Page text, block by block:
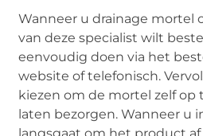
Wanneer u drainage mortel
van deze specialist wilt
eenvoudig doen via het
website of telefonisch.
kiezen om de mortel zelf op
laten bezorgen. Wanneer u